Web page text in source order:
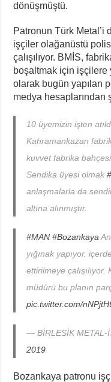
dönüşmüştü.
Patronun Türk Metal’i
işçiler olağanüstü polis
çalışılıyor. BMİS,
boşaltmak için işçilere
olarak bugün yapılan
medya hesaplarından
10 üyemizin işten
Kahramankazan
kuvvet fabrika
Sendika üyesi olmak
anlaşmalarla da
altına alınmıştır.
#MAN #Bozankaya
yığınak yapıyor.
ettirilmeye
müdürü bu planın
pic.twitter.com/
— BİRLESİK METAL-
2019
Bozankaya patronu